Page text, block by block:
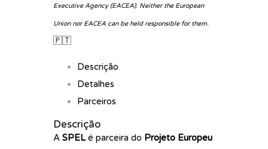
Executive Agency (EACEA). Neither the European
Union nor EACEA can be held responsible for them.
🇵🇹
Descrição
Detalhes
Parceiros
Descrição
A SPELé parceira do Projeto Europeu